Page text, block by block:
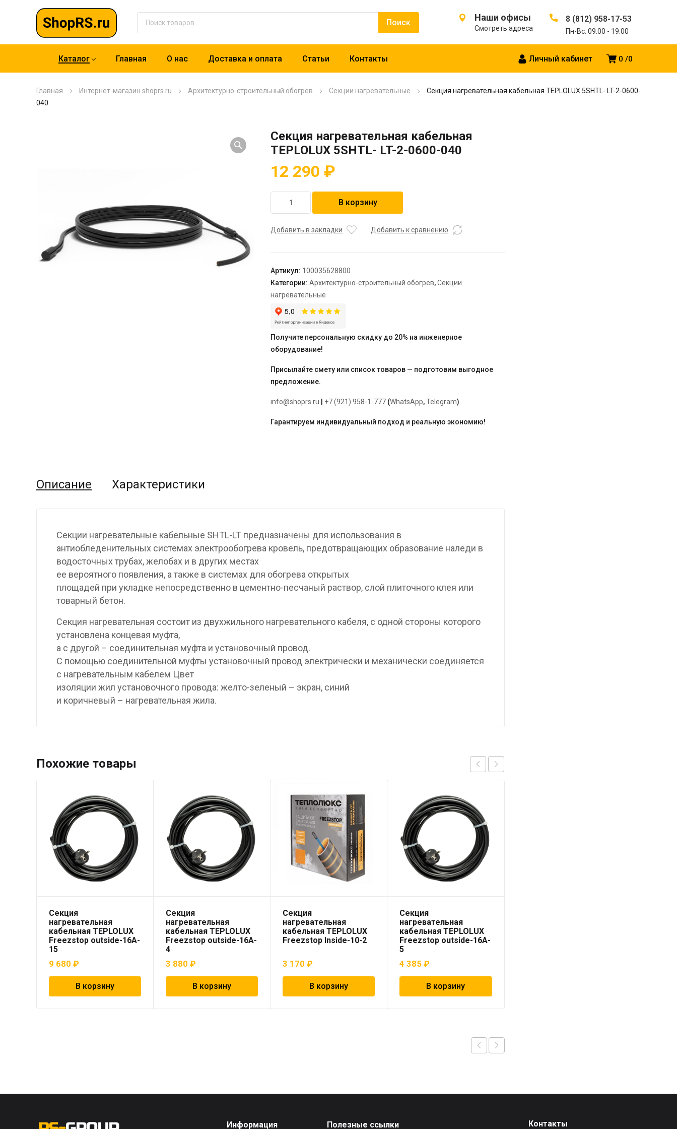
Наши офисы
Смотреть адреса
8 (812) 958-17-53
Пн-Вс. 09:00 - 19:00
0 0
Личный кабинет
Каталог Главная О нас Доставка и оплата Статьи Контакты
Главная Интернет-магазин shoprs.ru Архитектурно-строительный обогрев Секции нагревательные
Секция нагревательная кабельная TEPLOLUX 5SHTL- LT-2-0600-
040
Секция нагревательная кабельная
TEPLOLUX 5SHTL- LT-2-0600-040
12 290 ₽
товара
нагревательная
LT-
2-
0600-
040
В корзину
Добавить в закладки Добавить к сравнению
Артикул: 100035628800
Категории: Архитектурно-строительный обогрев,Секции
нагревательные
Получите персональную скидку до 20% на инженерное
оборудование!
Присылайте смету или список товаров — подготовим выгодное
предложение.
info@shoprs.ru +7 (921) 958-1-777 (WhatsApp,Telegram)
Гарантируем индивидуальный подход и реальную экономию!
Описание Характеристики
Секции нагревательные кабельные SHTL-LT предназначены для использования в
антиобледенительных системах электрообогрева кровель, предотвращающих образование наледи в
водосточных трубах, желобах и в других местах
ее вероятного появления, а также в системах для обогрева открытых
площадей при укладке непосредственно в цементно-песчаный раствор, слой плиточного клея или
товарный бетон.
Секция нагревательная состоит из двухжильного нагревательного кабеля, с одной стороны которого
установлена концевая муфта,
а с другой – соединительная муфта и установочный провод.
С помощью соединительной муфты установочный провод электрически и механически соединяется
с нагревательным кабелем Цвет
изоляции жил установочного провода: желто-зеленый – экран, синий
и коричневый – нагревательная жила.
Похожие товары
Секция
нагревательная
кабельная TEPLOLUX
Freezstop outside-16A-
15
9 680 ₽
В корзину
Секция
нагревательная
кабельная TEPLOLUX
Freezstop outside-16A-
4
3 880₽
В корзину
Секция
нагревательная
кабельная TEPLOLUX
Freezstop Inside-10-2
3 170₽
В корзину
Секция
нагревательная
кабельная TEPLOLUX
Freezstop outside-16A-
5
4 385₽
В корзину
Информация Полезные ссылки Контакты